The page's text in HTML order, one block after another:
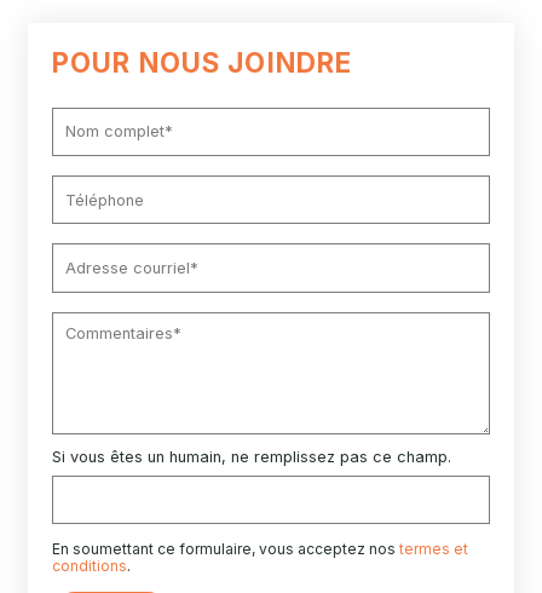
POUR NOUS JOINDRE
Si vous êtes un humain, ne remplissez pas ce champ.
En soumettant ce formulaire, vous acceptez nostermes et
conditions.